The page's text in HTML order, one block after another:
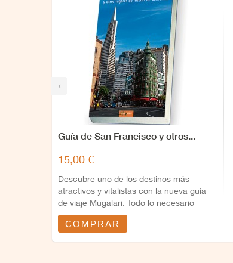
‹
Guía de San Francisco y otros...
15,00 €
Descubre uno de los destinos más
atractivos y vitalistas con la nueva guía
de viaje Mugalari. Todo lo necesario
para...
COMPRAR